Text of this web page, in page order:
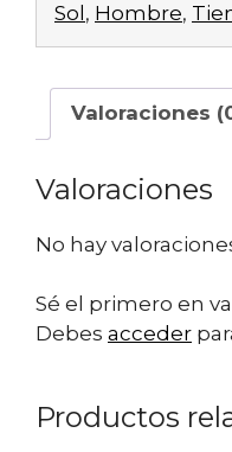
Sol , Hombre,
Valoraciones
Valoraciones
No hay
Sé el primero en
Debes acceder
Productos